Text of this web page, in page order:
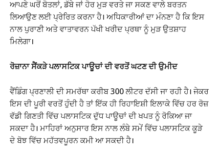
ਆਪਣੇ ਘਰੋਂ ਬੋਤਲਾਂ, ਡੱਬੇ ਜਾਂ ਹੋਰ ਮੁੜ ਵਰਤੇ ਜਾ ਸਕਣ ਵਾਲੇ ਬਰਤਨ
ਲਿਆਉਣ ਲਈ ਪ੍ਰੇਰਿਤ ਕਰਨਾ ਹੈ। ਅਧਿਕਾਰੀਆਂ ਦਾ ਮੰਨਣਾ ਹੈ ਕਿ ਇਸ
ਨਾਲ ਪੁਰਾਣੀ ਅਤੇ ਵਾਤਾਵਰਨ ਪੱਖੀ ਖਰੀਦ ਪ੍ਰਥਾ ਨੂੰ ਮੁੜ ਉਤਸ਼ਾਹ
ਮਿਲੇਗਾ।
ਰੋਜ਼ਾਨਾ ਸੈਂਕੜੇ ਪਲਾਸਟਿਕ ਪਾਊਚਾਂ ਦੀ ਵਰਤੋਂ ਘਟਣ ਦੀ ਉਮੀਦ
ਵੈਂਡਿੰਗ ਪ੍ਰਣਾਲੀ ਦੀ ਸਮਰੱਥਾ ਕਰੀਬ 300 ਲੀਟਰ ਦੱਸੀ ਜਾ ਰਹੀ ਹੈ। ਜੇਕਰ
ਇਸ ਦੀ ਪੂਰੀ ਵਰਤੋਂ ਹੁੰਦੀ ਹੈ ਤਾਂ ਇੱਕ ਹੀ ਰਿਹਾਇਸ਼ੀ ਇਲਾਕੇ ਵਿੱਚ ਹਰ ਰੋਜ਼
ਵੱਡੀ ਗਿਣਤੀ ਵਿੱਚ ਪਲਾਸਟਿਕ ਦੁੱਧ ਪਾਊਚਾਂ ਦੀ ਖਪਤ ਨੂੰ ਰੋਕਿਆ ਜਾ
ਸਕਦਾ ਹੈ। ਮਾਹਿਰਾਂ ਅਨੁਸਾਰ ਇਸ ਨਾਲ ਲੰਬੇ ਸਮੇਂ ਵਿੱਚ ਪਲਾਸਟਿਕ ਕੂੜੇ
ਦੇ ਬੋਝ ਵਿੱਚ ਮਹੱਤਵਪੂਰਨ ਕਮੀ ਆ ਸਕਦੀ ਹੈ।